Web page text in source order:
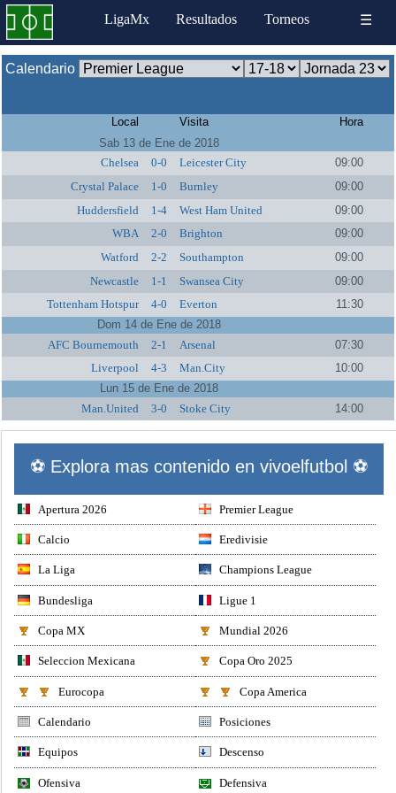
LigaMx Resultados Torneos ☰
Calendario
Local Visita
Hora
Sab 13 de Ene de 2018
Chelsea
0-0 Leicester City
09:00
Crystal Palace
1-0 Burnley
09:00
Huddersfield
1-4 West Ham United
09:00
WBA
2-0 Brighton
09:00
Watford
2-2 Southampton
09:00
Newcastle
1-1 Swansea City
09:00
Tottenham Hotspur
4-0 Everton
11:30
Dom 14 de Ene de 2018
AFC Bournemouth
2-1 Arsenal
07:30
Liverpool
4-3 Man.City
10:00
Lun 15 de Ene de 2018
Man.United
3-0 Stoke City 14:00
⚽ Explora mas contenido en vivoelfutbol ⚽
Apertura 2026 Premier League
Calcio Eredivisie
La Liga Champions League
Bundesliga Ligue 1
Copa MX Mundial 2026
Seleccion Mexicana Copa Oro 2025
Eurocopa Copa America
Calendario Posiciones
Equipos Descenso
Ofensiva Defensiva